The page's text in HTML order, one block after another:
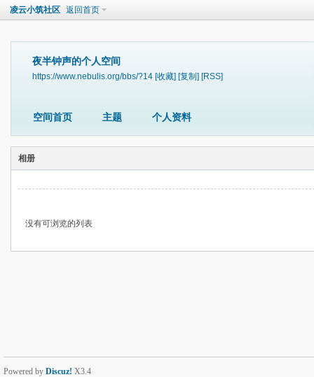
凌云小筑社区 返回首页
夜半钟声的个人空间
https://www.nebulis.org/bbs/?14 [收藏] [复制] [RSS]
空间首页 主题 个人资料
相册
没有可浏览的列表
Powered by Discuz! X3.4